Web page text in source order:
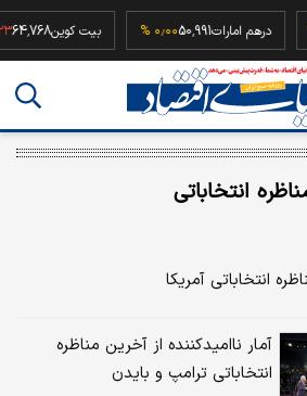
درهم امارات50,991۰٫۰۰ % بیت کوین
انتخاباتی
انتخاباتی آمریکا
آمار ناامیدکننده از آخرین مناظره
انتخاباتی ترامپ و بایدن